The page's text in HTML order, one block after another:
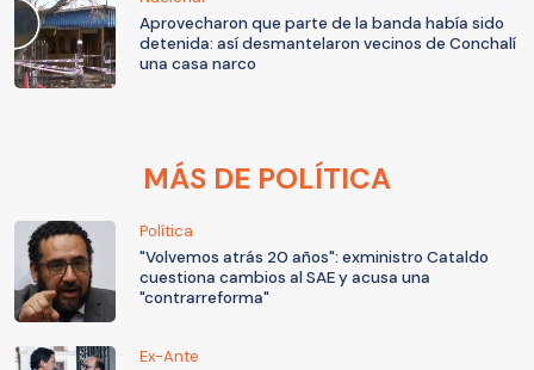
Aprovecharon que parte de la banda había sido
detenida: así desmantelaron vecinos de Conchalí
una casa narco
MÁS DE POLÍTICA
Política
"Volvemos atrás 20 años": exministro Cataldo
cuestiona cambios al SAE y acusa una
"contrarreforma"
Ex-Ante